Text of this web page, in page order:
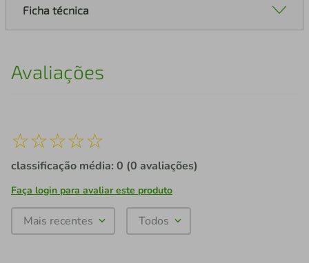
Ficha técnica
Avaliações
☆☆☆☆☆
classificação média: 0 (0 avaliações)
Faça login para avaliar este produto
Mais recentes Todos